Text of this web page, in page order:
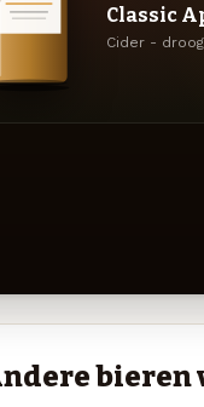
Classic
Cider -
bieren